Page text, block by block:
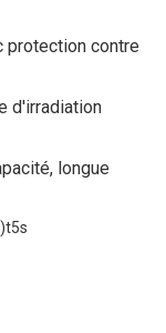
protection contre
d'irradiation
longue